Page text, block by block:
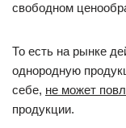
свободном
То есть на рынке
однородную
себе, не может
продукции.